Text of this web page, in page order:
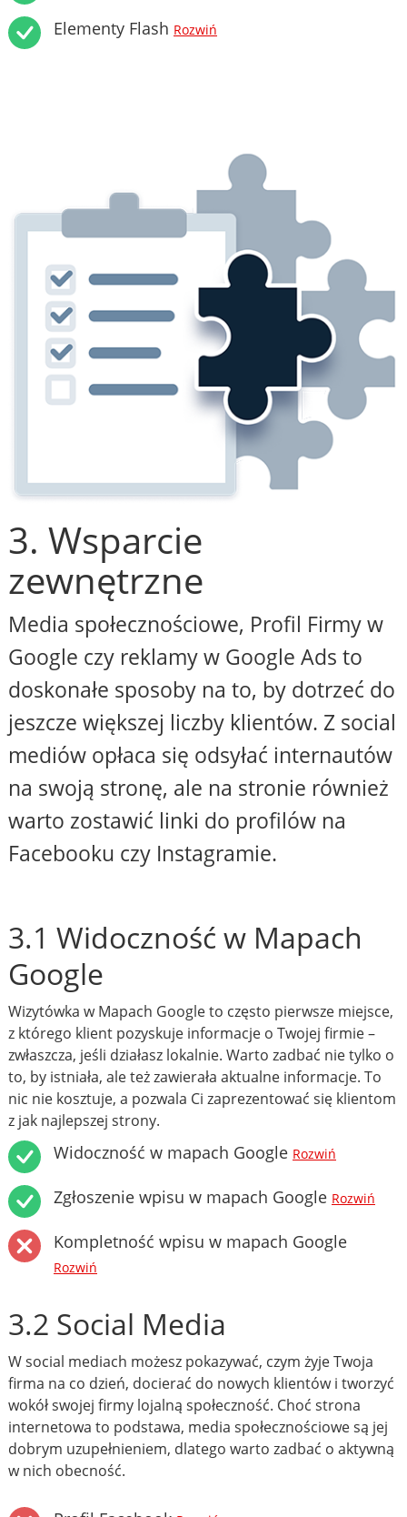
Elementy Flash Rozwiń
3. Wsparcie
zewnętrzne
Media społecznościowe, Profil Firmy w
Google czy reklamy w Google Ads to
doskonałe sposoby na to, by dotrzeć do
jeszcze większej liczby klientów. Z social
mediów opłaca się odsyłać internautów
na swoją stronę, ale na stronie również
warto zostawić linki do profilów na
Facebooku czy Instagramie.
3.1 Widoczność w Mapach
Google
Wizytówka w Mapach Google to często pierwsze miejsce,
z którego klient pozyskuje informacje o Twojej firmie –
zwłaszcza, jeśli działasz lokalnie. Warto zadbać nie tylko o
to, by istniała, ale też zawierała aktualne informacje. To
nic nie kosztuje, a pozwala Ci zaprezentować się klientom
z jak najlepszej strony.
Widoczność w mapach Google Rozwiń
Zgłoszenie wpisu w mapach Google Rozwiń
Kompletność wpisu w mapach Google
Rozwiń
3.2 Social Media
W social mediach możesz pokazywać, czym żyje Twoja
firma na co dzień, docierać do nowych klientów i tworzyć
wokół swojej firmy lojalną społeczność. Choć strona
internetowa to podstawa, media społecznościowe są jej
dobrym uzupełnieniem, dlatego warto zadbać o aktywną
w nich obecność.